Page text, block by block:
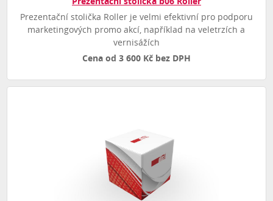
Prezentační stolička Roller je velmi efektivní pro podporu
marketingových promo akcí, například na veletrzích a
vernisážích
Cena od 3 600 Kč bez DPH